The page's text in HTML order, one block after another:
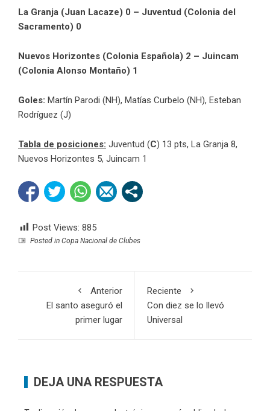
La Granja (Juan Lacaze) 0 – Juventud (Colonia del
Sacramento) 0
Nuevos Horizontes (Colonia Española) 2 – Juincam
(Colonia Alonso Montaño) 1
Goles: Martín Parodi (NH), Matías Curbelo (NH), Esteban
Rodríguez (J)
Tabla de posiciones: Juventud (C) 13 pts, La Granja 8,
Nuevos Horizontes 5, Juincam 1
Post Views: 885
Posted in Copa Nacional de Clubes
Anterior
El santo aseguró el
primer lugar
Reciente
Con diez se lo llevó
Universal
DEJA UNA RESPUESTA